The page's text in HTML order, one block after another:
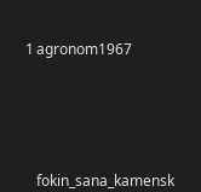
1 agronom1967
fokin_sana_kamensk